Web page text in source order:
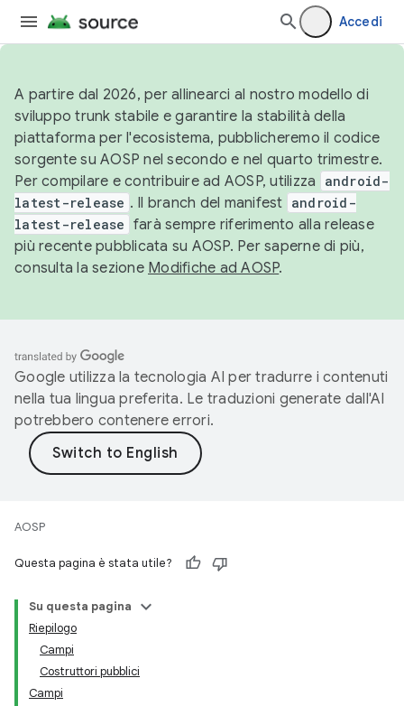
Accedi
A partire dal 2026, per allinearci al nostro modello di
sviluppo trunk stabile e garantire la stabilità della
piattaforma per l'ecosistema, pubblicheremo il codice
sorgente su AOSP nel secondo e nel quarto trimestre.
Per compilare e contribuire ad AOSP, utilizza
android-
latest-release . Il branch del manifest android-
latest-release farà sempre riferimento alla release
più recente pubblicata su AOSP. Per saperne di più,
consulta la sezione Modifiche ad AOSP.
Google utilizza la tecnologia AI per tradurre i contenuti
nella tua lingua preferita. Le traduzioni generate dall'AI
potrebbero contenere errori.
AOSP
Questa pagina è stata utile?
Su questa pagina
Riepilogo
Campi
Costruttori pubblici
Campi